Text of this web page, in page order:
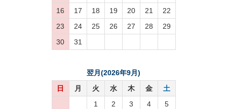
16
17 18 19 20 21
22
23
24 25 26 27 28
29
30
31
翌月(2026年9月)
日
月 火 水 木 金
土
1
2 3 4
5